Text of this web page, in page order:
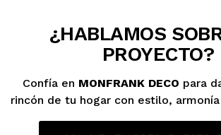
¿HABLAMOS
PROYECTO?
Confía en MONFRANK DECO para
rincón de tu hogar con estilo,